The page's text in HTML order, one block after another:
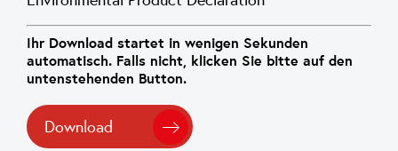
Ihr Download startet in wenigen Sekunden
automatisch. Falls nicht, klicken Sie bitte auf den
untenstehenden Button.
Download